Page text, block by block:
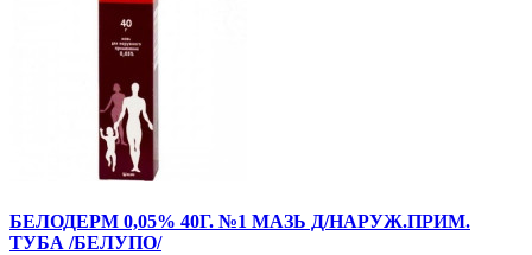
БЕЛОДЕРМ 0,05% 40Г. №1 МАЗЬ Д/НАРУЖ.ПРИМ.
ТУБА /БЕЛУПО/